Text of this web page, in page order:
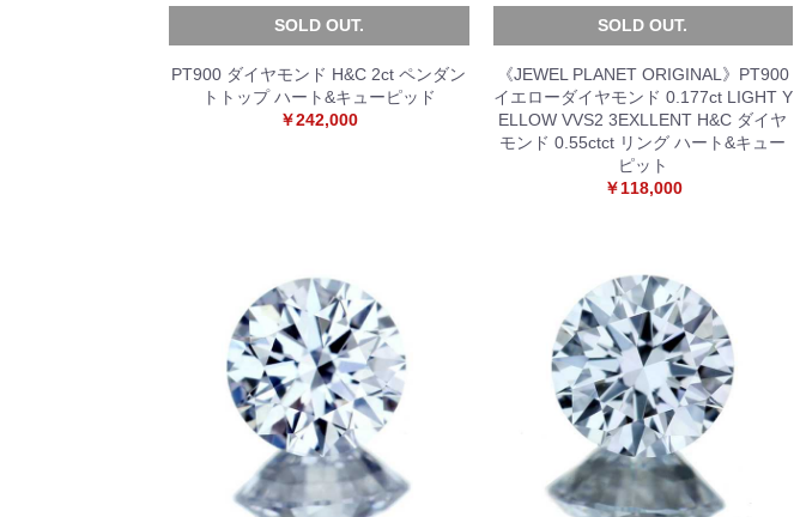
SOLD OUT.
PT900 ダイヤモンド H&C 2ct ペンダン
トトップ ハート&キューピッド
￥242,000
SOLD OUT.
《JEWEL PLANET ORIGINAL》PT900
イエローダイヤモンド 0.177ct LIGHT Y
ELLOW VVS2 3EXLLENT H&C ダイヤ
モンド 0.55ctct リング ハート&キュー
ピット
￥118,000